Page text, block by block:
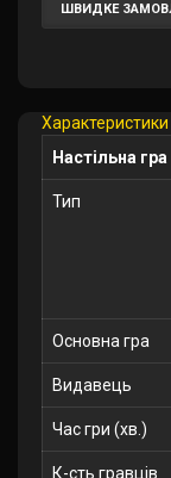
ШВИДКЕ
Характеристики
Настільна гра
Тип
Основна гра
Видавець
Час гри (хв.)
К-сть гравців